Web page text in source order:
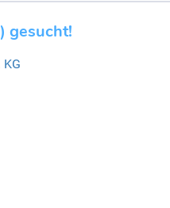
gesucht!